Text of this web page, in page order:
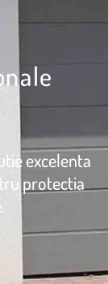
excelenta
protectia